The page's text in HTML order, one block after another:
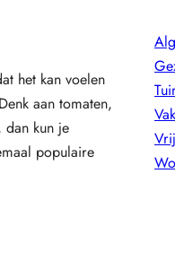
het kan voelen
aan tomaten,
dan kun je
populaire